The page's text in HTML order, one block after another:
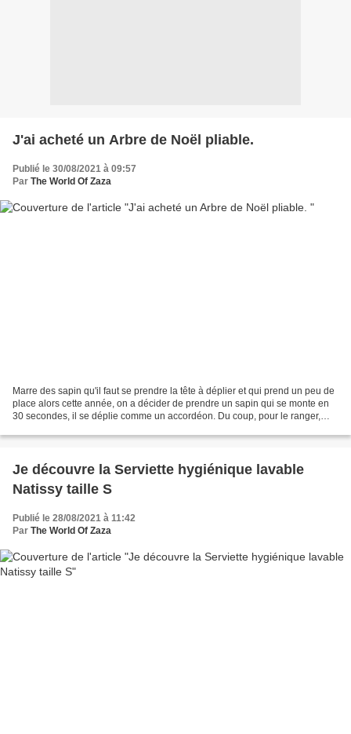
J'ai acheté un Arbre de Noël pliable.
Publié le 30/08/2021 à 09:57
Par The World Of Zaza
Marre des sapin qu'il faut se prendre la tête à déplier et qui prend un peu de
place alors cette année, on a décider de prendre un sapin qui se monte en
30 secondes, il se déplie comme un accordéon. Du coup, pour le ranger,
Je découvre la Serviette hygiénique lavable
Natissy taille S
Publié le 28/08/2021 à 11:42
Par The World Of Zaza